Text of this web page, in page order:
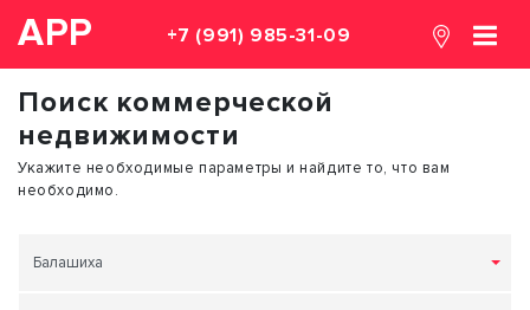
АРР +7 (991) 985-31-09
Поиск коммерческой
недвижимости
Укажите необходимые параметры и найдите то, что вам
необходимо.
Балашиха